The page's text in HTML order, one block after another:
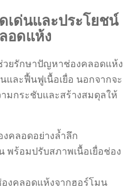
เด่นและประโยชน์
อดแห้ง
วยรักษาปัญหาช่องคลอดแห้ง
และฟื้นฟูเนื้อเยื่อ นอกจากจะ
มกระชับและสร้างสมดุลให้
คลอดอย่างล้ำลึก
พร้อมปรับสภาพเนื้อเยื่อช่อง
งคลอดแห้งจากฮอร์โมน